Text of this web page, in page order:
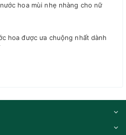
hoa mùi nhẹ nhàng cho nữ
hoa được ưa chuộng nhất dành